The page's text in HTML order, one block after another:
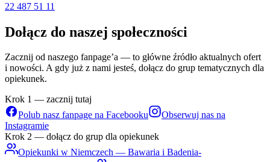
22 487 51 11
Dołącz do naszej społeczności
Zacznij od naszego fanpage’a — to główne źródło aktualnych ofert
i nowości. A gdy już z nami jesteś, dołącz do grup tematycznych dla
opiekunek.
Krok 1 — zacznij tutaj
Polub nasz fanpage na Facebooku
Obserwuj nas na
Instagramie
Krok 2 — dołącz do grup dla opiekunek
Opiekunki w Niemczech — Bawaria i Badenia-